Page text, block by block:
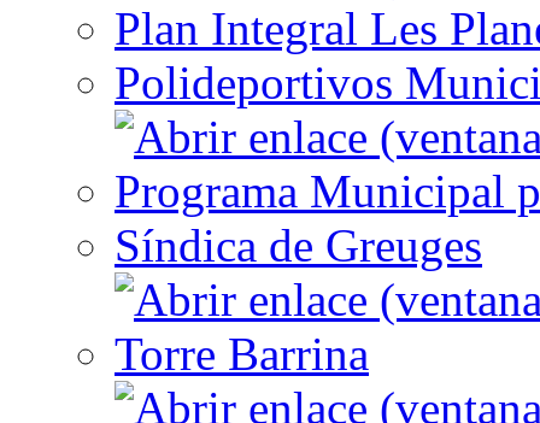
Plan Integral Les
Polideportivos
Programa Municipal
Síndica de Greuges
Torre Barrina